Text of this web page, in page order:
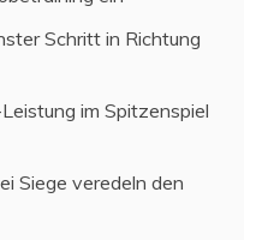
Schritt in Richtung
im Spitzenspiel
Siege veredeln den